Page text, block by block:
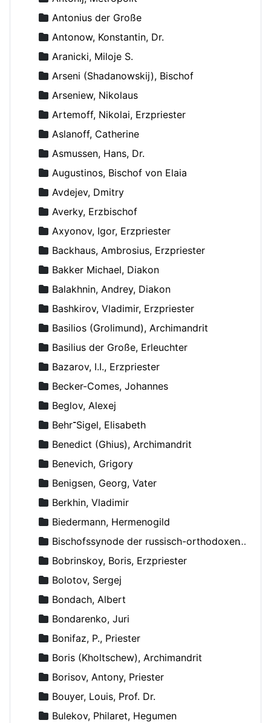
Antonius der Große
Antonow, Konstantin, Dr.
Aranicki, Miloje S.
Arseni (Shadanowskij), Bischof
Arseniew, Nikolaus
Artemoff, Nikolai, Erzpriester
Aslanoff, Catherine
Asmussen, Hans, Dr.
Augustinos, Bischof von Elaia
Avdejev, Dmitry
Averky, Erzbischof
Axyonov, Igor, Erzpriester
Backhaus, Ambrosius, Erzpriester
Bakker Michael, Diakon
Balakhnin, Andrey, Diakon
Bashkirov, Vladimir, Erzpriester
Basilios (Grolimund), Archimandrit
Basilius der Große, Erleuchter
Bazarov, I.I., Erzpriester
Becker-Comes, Johannes
Beglov, Alexej
Behr־Sigel, Elisabeth
Benedict (Ghius), Archimandrit
Benevich, Grigory
Benigsen, Georg, Vater
Berkhin, Vladimir
Biedermann, Hermenogild
Bischofssynode der russisch-orthodoxen Kirche
Bobrinskoy, Boris, Erzpriester
Bolotov, Sergej
Bondach, Albert
Bondarenko, Juri
Bonifaz, P., Priester
Boris (Kholtschew), Archimandrit
Borisov, Antony, Priester
Bouyer, Louis, Prof. Dr.
Bulekov, Philaret, Hegumen